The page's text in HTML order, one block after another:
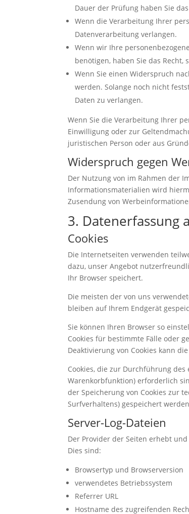
Dauer der Prüfung haben Sie
Wenn die Verarbeitung Ihrer
Datenverarbeitung verlangen.
Wenn wir Ihre
benötigen, haben Sie das
Wenn Sie einen Widerspruch
werden. Solange noch nicht
Daten zu verlangen.
Wenn Sie die Verarbeitung Ihrer
Einwilligung oder zur
juristischen Person oder aus
Widerspruch gegen
Der Nutzung von im Rahmen der
Informationsmaterialien wird
Zusendung von
3. Datenerfassung
Cookies
Die Internetseiten verwenden
dazu, unser Angebot
Ihr Browser speichert.
Die meisten der von uns
bleiben auf Ihrem Endgerät
Sie können Ihren Browser so
Cookies für bestimmte Fälle oder
Deaktivierung von Cookies kann
Cookies, die zur Durchführung
Warenkorbfunktion) erforderlich
der Speicherung von Cookies zur
Surfverhaltens) gespeichert
Server-Log-Dateien
Der Provider der Seiten erhebt
Dies sind:
Browsertyp und Browserversion
verwendetes Betriebssystem
Referrer URL
Hostname des zugreifenden